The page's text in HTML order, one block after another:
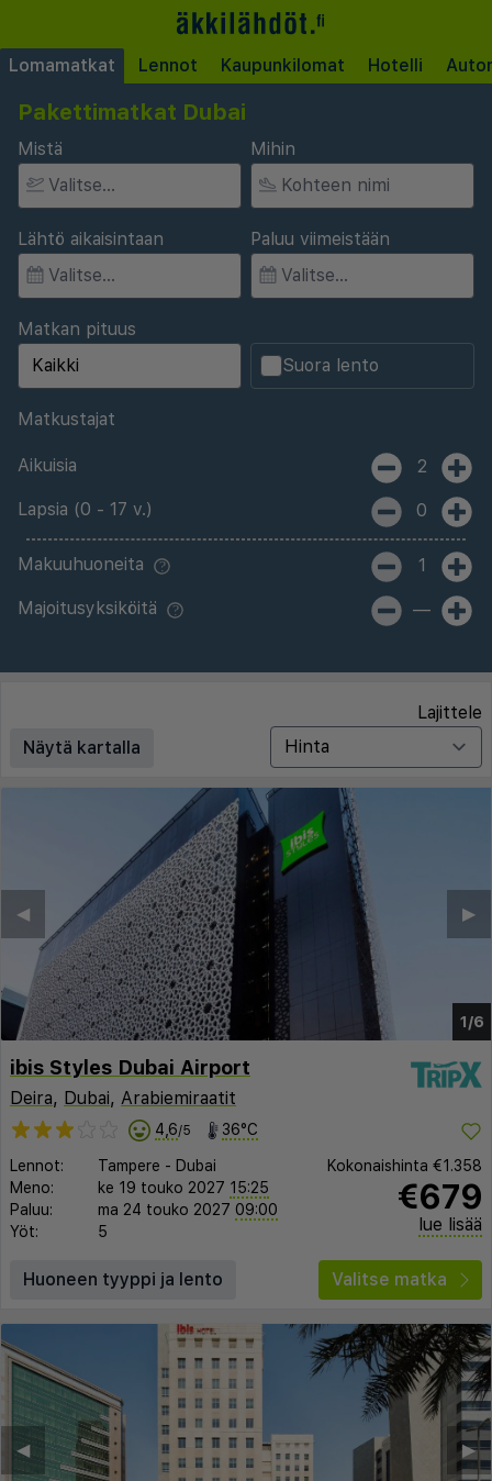
Lomamatkat Lennot Kaupunkilomat Hotelli
Pakettimatkat Dubai
Mistä Mihin
Lähtö aikaisintaan Paluu viimeistään
Matkan pituus
Suora lento
Matkustajat
Aikuisia 2
Lapsia (0 - 17 v.) 0
Makuuhuoneita 1
Majoitusyksiköitä —
Näytä kartalla
Lajittele
1/6
▶︎
◀︎
ibis Styles Dubai Airport
Deira, Dubai, Arabiemiraatit
4,6/5 36°C
Lennot: Tampere - Dubai
Meno:
ke 19 touko 2027 15:25
Paluu:
ma 24 touko 2027 09:00
Yöt:
5
Kokonaishinta €1.358
€679
lue lisää
Huoneen tyyppi ja lento Valitse matka
▶︎
◀︎